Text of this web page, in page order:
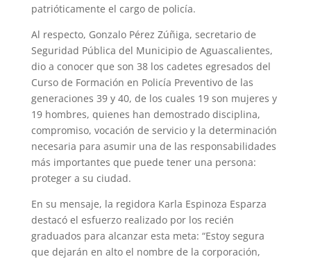
patrióticamente el cargo de policía.
Al respecto, Gonzalo Pérez Zúñiga, secretario de
Seguridad Pública del Municipio de Aguascalientes,
dio a conocer que son 38 los cadetes egresados del
Curso de Formación en Policía Preventivo de las
generaciones 39 y 40, de los cuales 19 son mujeres y
19 hombres, quienes han demostrado disciplina,
compromiso, vocación de servicio y la determinación
necesaria para asumir una de las responsabilidades
más importantes que puede tener una persona:
proteger a su ciudad.
En su mensaje, la regidora Karla Espinoza Esparza
destacó el esfuerzo realizado por los recién
graduados para alcanzar esta meta: “Estoy segura
que dejarán en alto el nombre de la corporación,